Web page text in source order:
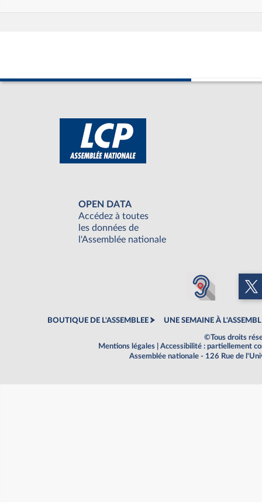
OPEN DATA
Accédez à toutes
les données de
l'Assemblée nationale
BOUTIQUE DE L'ASSEMBLEE UNE SEMAINE À
©Tous droits
Mentions légales
Accessibilité : partiellement
Assemblée nationale - 126 Rue de